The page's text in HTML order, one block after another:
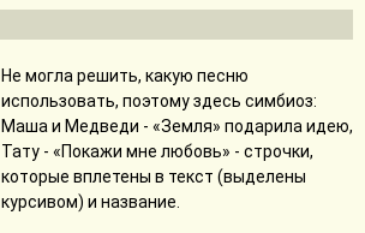
Не могла решить, какую песню
использовать, поэтому здесь симбиоз:
Маша и Медведи - «Земля» подарила идею,
Тату - «Покажи мне любовь» - строчки,
которые вплетены в текст (выделены
курсивом) и название.